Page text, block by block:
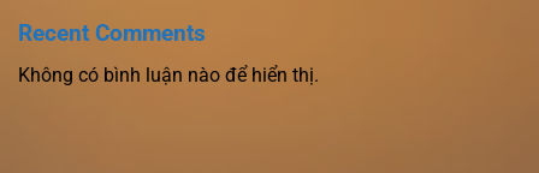
Recent Comments
Không có bình luận nào để hiển thị.